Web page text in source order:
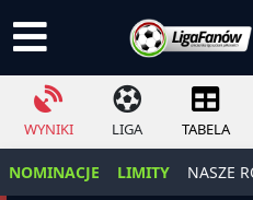
WYNIKI LIGA TABELA
NOMINACJE LIMITY NASZE